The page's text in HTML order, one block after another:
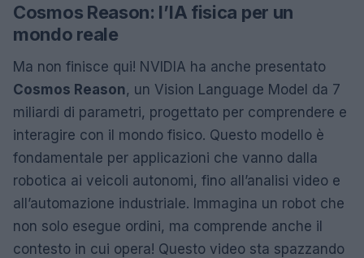
Cosmos Reason: l’IA fisica per un
mondo reale
Ma non finisce qui! NVIDIA ha anche presentato
Cosmos Reason, un Vision Language Model da 7
miliardi di parametri, progettato per comprendere e
interagire con il mondo fisico. Questo modello è
fondamentale per applicazioni che vanno dalla
robotica ai veicoli autonomi, fino all’analisi video e
all’automazione industriale. Immagina un robot che
non solo esegue ordini, ma comprende anche il
contesto in cui opera! Questo video sta spazzando